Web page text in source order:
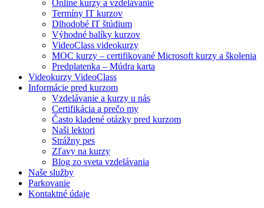
Online kurzy a vzdelávanie
Termíny IT kurzov
Dlhodobé IT štúdium
Výhodné balíky kurzov
VideoClass videokurzy
MOC kurzy – certifikované Microsoft kurzy a školenia
Predplatenka – Múdra karta
Videokurzy VideoClass
Informácie pred kurzom
Vzdelávanie a kurzy u nás
Certifikácia a prečo my
Často kladené otázky pred kurzom
Naši lektori
Strážny pes
Zľavy na kurzy
Blog zo sveta vzdelávania
Naše služby
Parkovanie
Kontaktné údaje